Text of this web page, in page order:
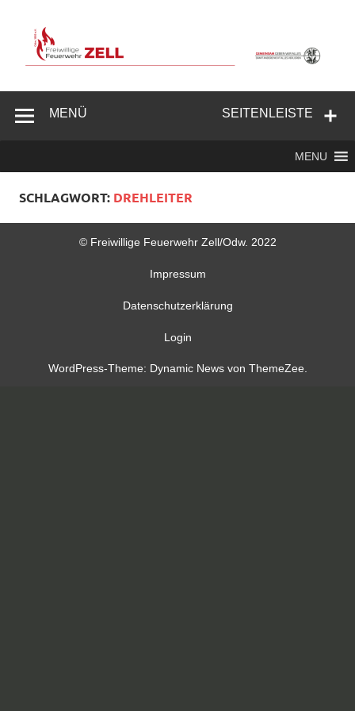
springen
Feuerwehr
SEITENLEISTE
MENÜ
MENU
SCHLAGWORT: DREHLEITER
© Freiwillige Feuerwehr Zell/Odw. 2022
Impressum
Datenschutzerklärung
Login
WordPress-Theme: Dynamic News von ThemeZee.